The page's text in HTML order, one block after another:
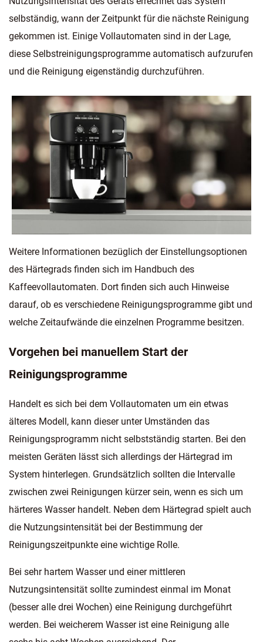
selbständig, wann der Zeitpunkt für die nächste Reinigung
gekommen ist. Einige Vollautomaten sind in der Lage,
diese Selbstreinigungsprogramme automatisch aufzurufen
und die Reinigung eigenständig durchzuführen.
Weitere Informationen bezüglich der Einstellungsoptionen
des Härtegrads finden sich im Handbuch des
Kaffeevollautomaten. Dort finden sich auch Hinweise
darauf, ob es verschiedene Reinigungsprogramme gibt und
welche Zeitaufwände die einzelnen Programme besitzen.
Vorgehen bei manuellem Start der
Reinigungsprogramme
Handelt es sich bei dem Vollautomaten um ein etwas
älteres Modell, kann dieser unter Umständen das
Reinigungsprogramm nicht selbstständig starten. Bei den
meisten Geräten lässt sich allerdings der Härtegrad im
System hinterlegen. Grundsätzlich sollten die Intervalle
zwischen zwei Reinigungen kürzer sein, wenn es sich um
härteres Wasser handelt. Neben dem Härtegrad spielt auch
die Nutzungsintensität bei der Bestimmung der
Reinigungszeitpunkte eine wichtige Rolle.
Bei sehr hartem Wasser und einer mittleren
Nutzungsintensität sollte zumindest einmal im Monat
(besser alle drei Wochen) eine Reinigung durchgeführt
werden. Bei weicherem Wasser ist eine Reinigung alle